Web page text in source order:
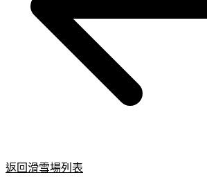
返回滑雪場列表